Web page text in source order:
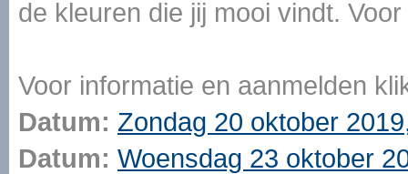
de kleuren die jij mooi vindt.
Voor informatie en aanmelden
Datum: Zondag 20 oktober
Datum: Woensdag 23 oktober